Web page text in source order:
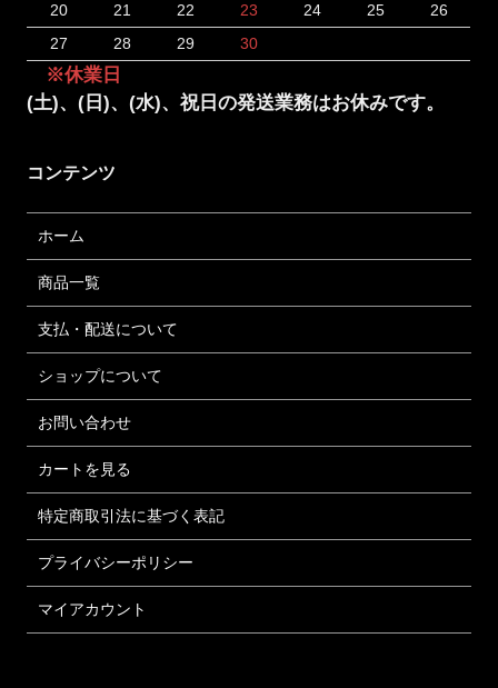
20
21 22 23 24 25
26
27
28 29 30
※休業日
(土)、(日)、(水)、祝日の発送業務はお休みです。
コンテンツ
ホーム
商品一覧
支払・配送について
ショップについて
お問い合わせ
カートを見る
特定商取引法に基づく表記
プライバシーポリシー
マイアカウント